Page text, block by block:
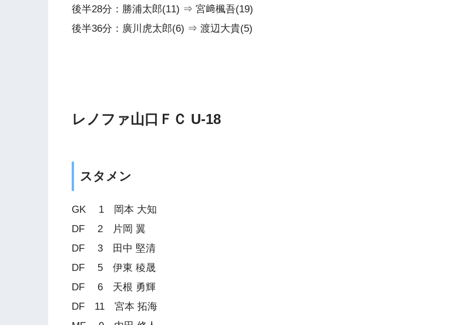
後半28分：勝浦太郎(11) ⇒ 宮﨑楓吾(19)
後半36分：廣川虎太郎(6) ⇒ 渡辺大貴(5)
レノファ山口ＦＣ U-18
スタメン
GK 1 岡本 大知
DF 2 片岡 翼
DF 3 田中 堅清
DF 5 伊東 稜晟
DF 6 天根 勇輝
DF 11 宮本 拓海